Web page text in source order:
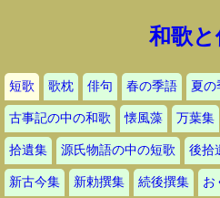
和歌と
短歌 歌枕 俳句 春の季語 夏の
古事記の中の和歌 懐風藻 万葉集
拾遺集 源氏物語の中の短歌 後拾
新古今集 新勅撰集 続後撰集 お